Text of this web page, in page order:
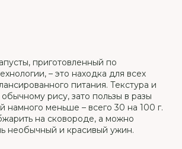
приготовленный по
– это находка для всех
питания. Текстура и
рису, зато пользы в разы
намного меньше – всего 30 на 100 г.
на сковороде, а можно
необычный и красивый ужин.